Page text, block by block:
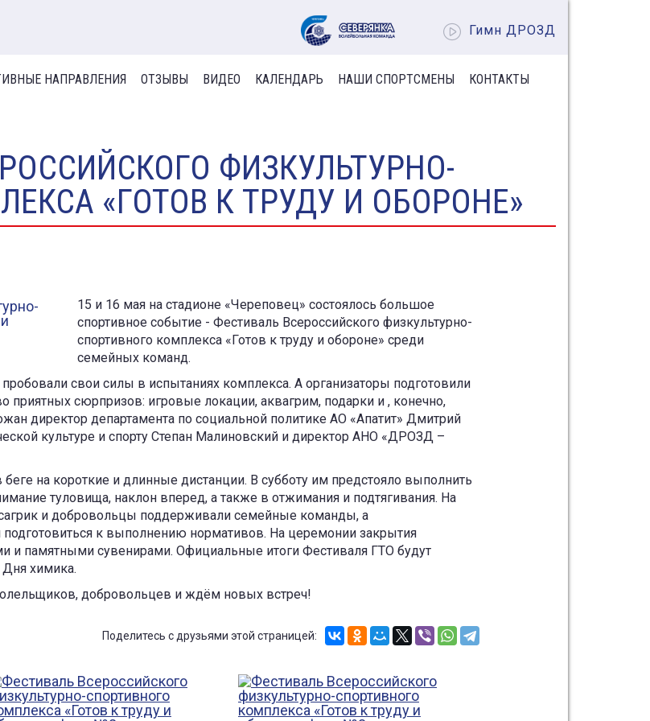
Гимн ДРОЗД
НАПРАВЛЕНИЯ ОТЗЫВЫ ВИДЕО КАЛЕНДАРЬ НАШИ СПОРТСМЕНЫ КОНТАКТЫ
ФИЗКУЛЬТУРНО-
«ГОТОВ К ТРУДУ И ОБОРОНЕ»
15 и 16 мая на стадионе «Череповец» состоялось большое
спортивное событие - Фестиваль Всероссийского физкультурно-
спортивного комплекса «Готов к труду и обороне» среди
семейных команд.
свои силы в испытаниях комплекса. А организаторы подготовили
приятных сюрпризов: игровые локации, аквагрим, подарки и , конечно,
директор департамента по социальной политике АО «Апатит» Дмитрий
культуре и спорту Степан Малиновский и директор АНО «ДРОЗД –
на короткие и длинные дистанции. В субботу им предстояло выполнить
туловища, наклон вперед, а также в отжимания и подтягивания. На
и добровольцы поддерживали семейные команды, а
к выполнению нормативов. На церемонии закрытия
и памятными сувенирами. Официальные итоги Фестиваля ГТО будут
химика.
добровольцев и ждём новых встреч!
Поделитесь с друзьями этой страницей: